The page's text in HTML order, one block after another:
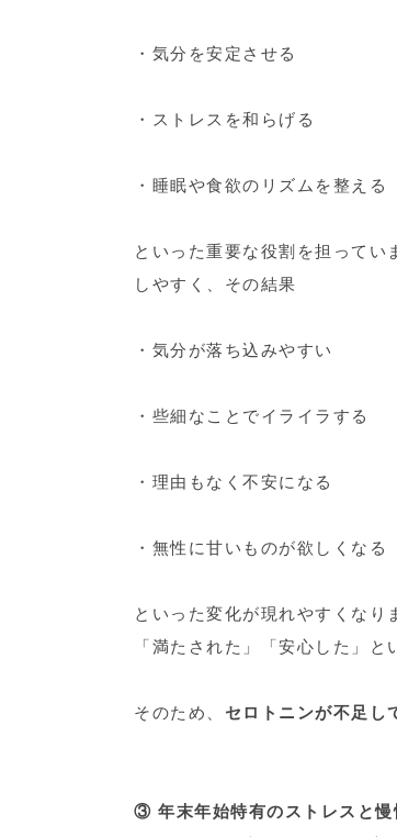
・気分を安定させる
・ストレスを和らげる
・睡眠や食欲のリズムを整える
といった重要な役割を担って
しやすく、その結果
・気分が落ち込みやすい
・些細なことでイライラする
・理由もなく不安になる
・無性に甘いものが欲しくなる
といった変化が現れやすくなり
「満たされた」「安心した」と
そのため、 セロトニンが不足し
③ 年末年始特有のストレスと慢